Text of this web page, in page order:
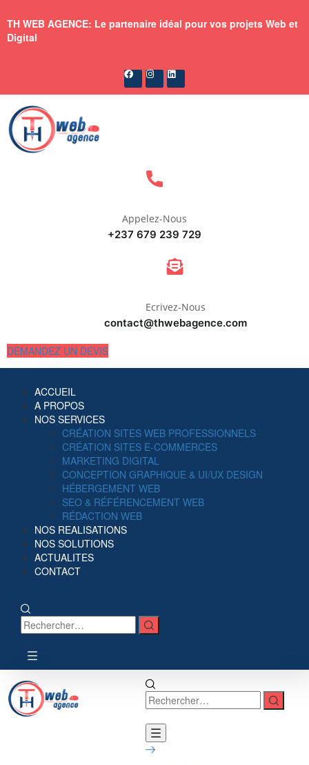
TH WEB AGENCE: Le partenaire idéal pour vos projets Web et
Digital
Appelez-Nous
+237 679 239 729
Ecrivez-Nous
contact@thwebagence.com
DEMANDEZ UN DEVIS
ACCUEIL
A PROPOS
NOS SERVICES
CRÉATION SITES WEB PROFESSIONNELS
CRÉATION SITES E-COMMERCES
MARKETING DIGITAL
CONCEPTION GRAPHIQUE & UI/UX DESIGN
HÉBERGEMENT WEB
SEO & RÉFÉRENCEMENT WEB
RÉDACTION WEB
NOS REALISATIONS
NOS SOLUTIONS
ACTUALITES
CONTACT